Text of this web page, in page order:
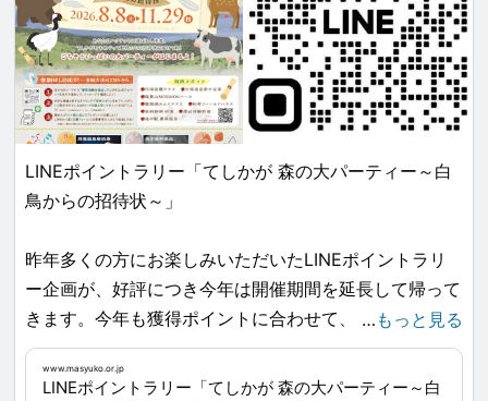
LINEポイントラリー「てしかが 森の大パーティー～白
鳥からの招待状～」
昨年多くの方にお楽しみいただいたLINEポイントラリ
ー企画が、好評につき今年は開催期間を延長して帰って
きます。今年も獲得ポイントに合わせて、魅力的な豪華
景品が当たる抽選企画をご用意していますので、みなさ
まの参加を心よりお待ちしています。
… もっと見る
www.masyuko.or.jp
LINEポイントラリー「てしかが 森の大パーティー～白